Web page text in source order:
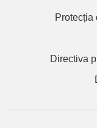
Protecția
Directiva